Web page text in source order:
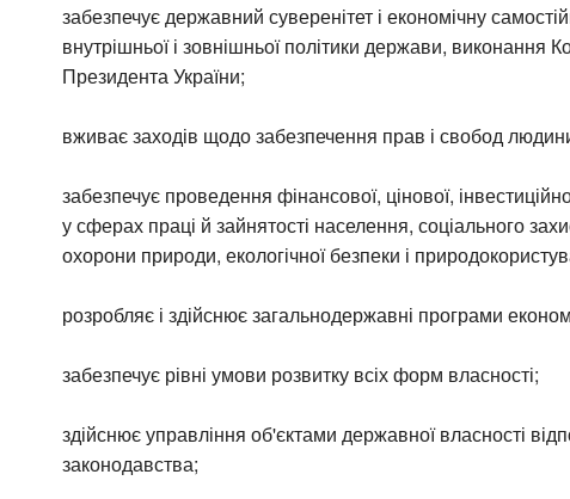
забезпечує державний суверенітет і економічну
внутрішньої і зовнішньої політики держави, виконання
Президента України;
вживає заходів щодо забезпечення прав і свобод
забезпечує проведення фінансової, цінової,
у сферах праці й зайнятості населення, соціального
охорони природи, екологічної безпеки і
розробляє і здійснює загальнодержавні програми
забезпечує рівні умови розвитку всіх форм власності;
здійснює управління об'єктами державної власності
законодавства;